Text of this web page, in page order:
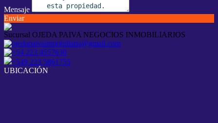
Mensaje
Enviar
Sucursal OJEDA PAIVA NEGOCIOS INMOBILIARIOS
ojedapaivainmobiliaria@gmail.com
+54 223 4557630
+549 223 5861755
UBICACIÓN